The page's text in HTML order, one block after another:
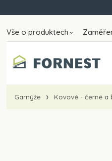
Vše o produktech
Garnýže Kovové - černé a